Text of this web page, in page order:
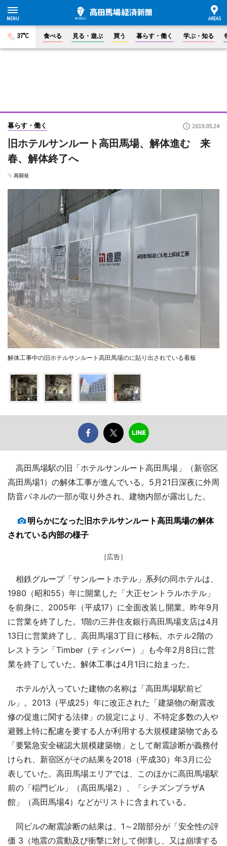
37°C 食べる 見る・遊ぶ 買う 暮らす・働く 学ぶ・知る
暮らす・働く 2019.05.24
旧ホテルサンルート高田馬場、解体進む 来
春、解体終了へ
再開発
解体工事中の旧ホテルサンルート高田馬場のに貼り出されている看板
高田馬場駅の旧「ホテルサンルート高田馬場」（新宿区
高田馬場1）の解体工事が進んでいる。5月21日深夜に外周
防音パネルの一部が取り外され、建物内部が露出した。
明らかになった旧ホテルサンルート高田馬場の解体
されている内部の様子
［広告］
相鉄グループ「サンルートホテル」系列の同ホテルは、
1980（昭和55）年に開業した「大正セントラルホテル」
を前身に、2005年（平成17）に全面改装し開業。昨年9月
に営業を終了した。1階の三井住友銀行高田馬場支店は4月
13日に営業終了し、高田馬場3丁目に移転。ホテル2階の
レストラン「Timber（ティンバー）」も今年2月8日に営
業を終了していた。解体工事は4月1日に始まった。
ホテルが入っていた建物の名称は「高田馬場駅前ビ
ル」。2013（平成25）年に改正された「建築物の耐震改
修の促進に関する法律」の規定により、不特定多数の人や
避難上特に配慮を要する人が利用する大規模建築物である
「要緊急安全確認大規模建築物」として耐震診断が義務付
けられ、新宿区がその結果を2018（平成30）年3月に公
表していた。高田馬場エリアでは、このほかに高田馬場駅
前の「稲門ビル」（高田馬場2）、「シチズンプラザA
館」（高田馬場4）などがリストに含まれている。
同ビルの耐震診断の結果は、1～2階部分が「安全性の評
価 3（地震の震動及び衝撃に対して倒壊し、又は崩壊する